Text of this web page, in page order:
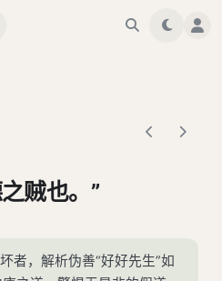
贼也。”
者，解析伪善“好好先生”如